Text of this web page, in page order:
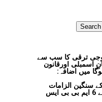
Search
ترقی کا سب سے
اسمبلی اورقانون
میں اضافہ:
سنگین الزامات
معاملے میںآئی جی آئی ایم ایس کے 6 ایم بی بی ایس